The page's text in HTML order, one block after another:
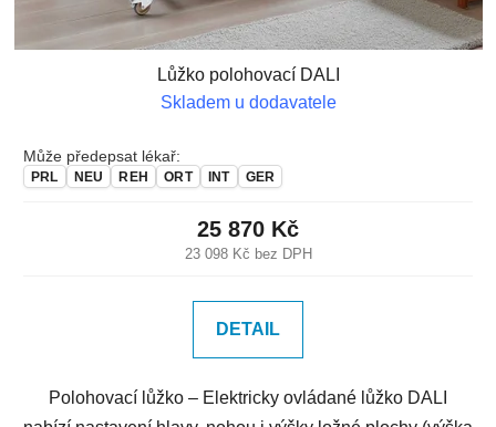
Lůžko polohovací DALI
Skladem u dodavatele
Může předepsat lékař:
PRL NEU REH ORT INT GER
23 098 Kč bez DPH
25 870 Kč
DETAIL
Polohovací lůžko – Elektricky ovládané lůžko DALI